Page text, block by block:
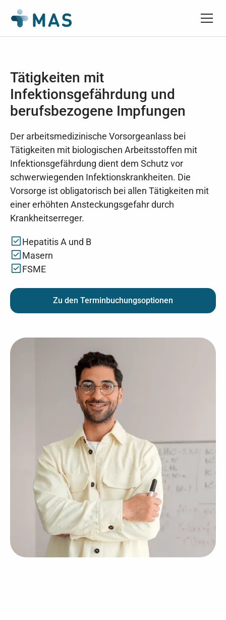
Tätigkeiten mit
Infektionsgefährdung und
berufsbezogene Impfungen
Der arbeitsmedizinische Vorsorgeanlass bei
Tätigkeiten mit biologischen Arbeitsstoffen mit
Infektionsgefährdung dient dem Schutz vor
schwerwiegenden Infektionskrankheiten. Die
Vorsorge ist obligatorisch bei allen Tätigkeiten mit
einer erhöhten Ansteckungsgefahr durch
Krankheitserreger.
Hepatitis A und B
Masern
FSME
Zu den Terminbuchungsoptionen